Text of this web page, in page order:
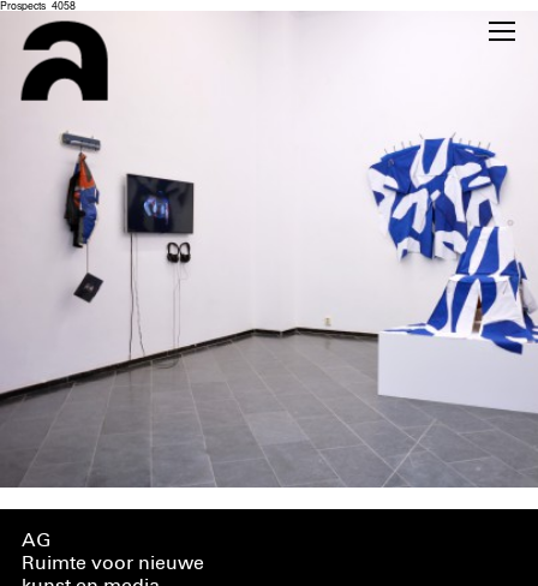
Prospects_4058
AG
Ruimte voor nieuwe